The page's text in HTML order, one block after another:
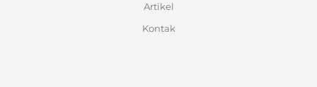
Artikel
Kontak